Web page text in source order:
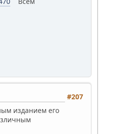
#207
изданием его